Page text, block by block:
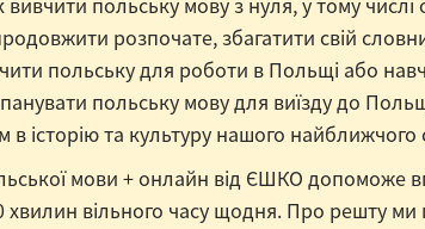
розпочате, збагатити свій
польську для роботи в Польщі або
польську мову для виїзду до
історію та культуру нашого найближчого
мови + онлайн від ЄШКО допоможе
хвилин вільного часу щодня. Про решту